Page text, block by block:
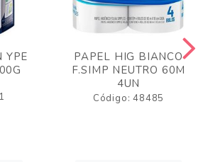
YPE
PAPEL HIG BIANCO
F.SIMP NEUTRO 60M
4UN
Código: 48485